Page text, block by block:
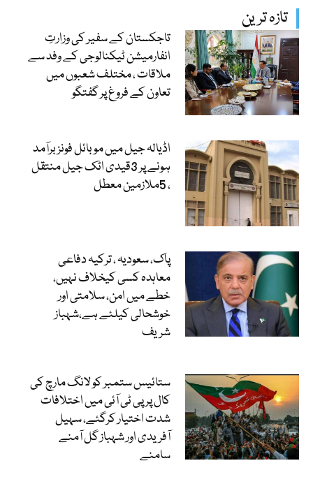
تازہ ترین
تاجکستان کے سفیر کی وزارتِ
انفارمیشن ٹیکنالوجی کے وفد سے
ملاقات ، مختلف شعبوں میں
تعاون کے فروغ پر گفتگو
اڈیالہ جیل میں موبائل فونز برآمد
ہونے پر 3قیدی اٹک جیل منتقل
، 5ملازمین معطل
پاک، سعودیہ ، ترکیہ دفاعی
معاہدہ کسی کیخلاف نہیں،
خطے میں امن، سلامتی اور
خوشحالی کیلئے ہے،شہباز
شریف
ستائیس ستمبر کو لانگ مارچ کی
کال پر پی ٹی آئی میں اختلافات
شدت اختیار کرگئے، سہیل
آفریدی اور شہباز گل آمنے
سامنے